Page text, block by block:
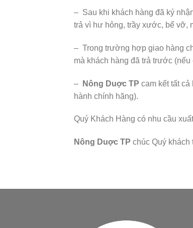
– Sau khi khách hàng đã ký
trả vì hư hỏng, trầy xước, bể vỡ,
– Trong trường hợp giao hàng
mà khách hàng đã trả trước
– Nông Duợc TP cam kết tất
hành chính hãng).
Quý Khách Hàng có nhu cầu
Nông Duợc TP chúc Quý khách